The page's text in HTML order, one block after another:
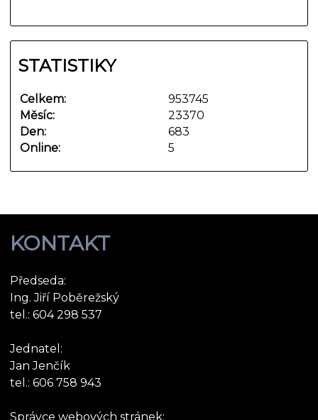
STATISTIKY
Online: 5
Celkem:
953745
Měsíc:
23370
Den:
683
KONTAKT
Předseda:
Ing. Jiří Poběrežský
tel.: 604 298 537
Jednatel:
Jan Jenčík
tel.: 606 758 943
Správce webových stránek: